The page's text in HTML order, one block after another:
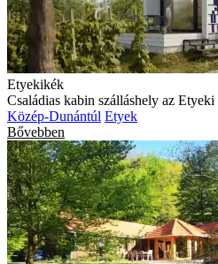
Etyekikék
Családias kabin szálláshely az
Közép-Dunántúl Etyek
Bővebben